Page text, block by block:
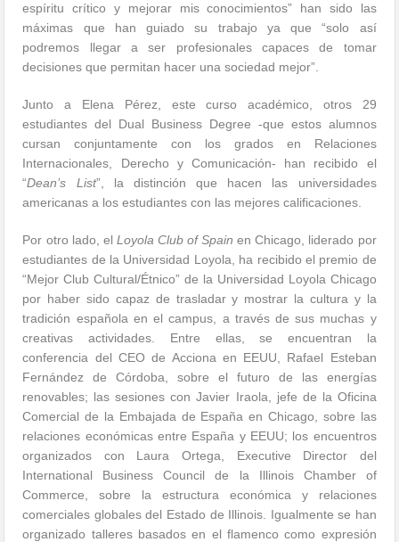
espíritu crítico y mejorar mis conocimientos” han sido las
máximas que han guiado su trabajo ya que “solo así
podremos llegar a ser profesionales capaces de tomar
decisiones que permitan hacer una sociedad mejor”.
Junto a Elena Pérez, este curso académico, otros 29
estudiantes del Dual Business Degree -que estos alumnos
cursan conjuntamente con los grados en Relaciones
Internacionales, Derecho y Comunicación- han recibido el
“Dean’s List”, la distinción que hacen las universidades
americanas a los estudiantes con las mejores calificaciones.
Por otro lado, el Loyola Club of Spain en Chicago, liderado por
estudiantes de la Universidad Loyola, ha recibido el premio de
“Mejor Club Cultural/Étnico” de la Universidad Loyola Chicago
por haber sido capaz de trasladar y mostrar la cultura y la
tradición española en el campus, a través de sus muchas y
creativas actividades. Entre ellas, se encuentran la
conferencia del CEO de Acciona en EEUU, Rafael Esteban
Fernández de Córdoba, sobre el futuro de las energías
renovables; las sesiones con Javier Iraola, jefe de la Oficina
Comercial de la Embajada de España en Chicago, sobre las
relaciones económicas entre España y EEUU; los encuentros
organizados con Laura Ortega, Executive Director del
International Business Council de la Illinois Chamber of
Commerce, sobre la estructura económica y relaciones
comerciales globales del Estado de Illinois. Igualmente se han
organizado talleres basados en el flamenco como expresión